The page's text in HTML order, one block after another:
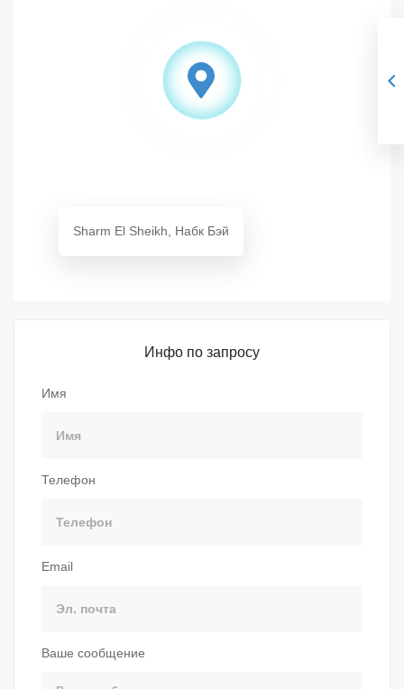
Sharm El Sheikh, Набк Бэй
Инфо по запросу
Имя
Телефон
Email
Ваше сообщение